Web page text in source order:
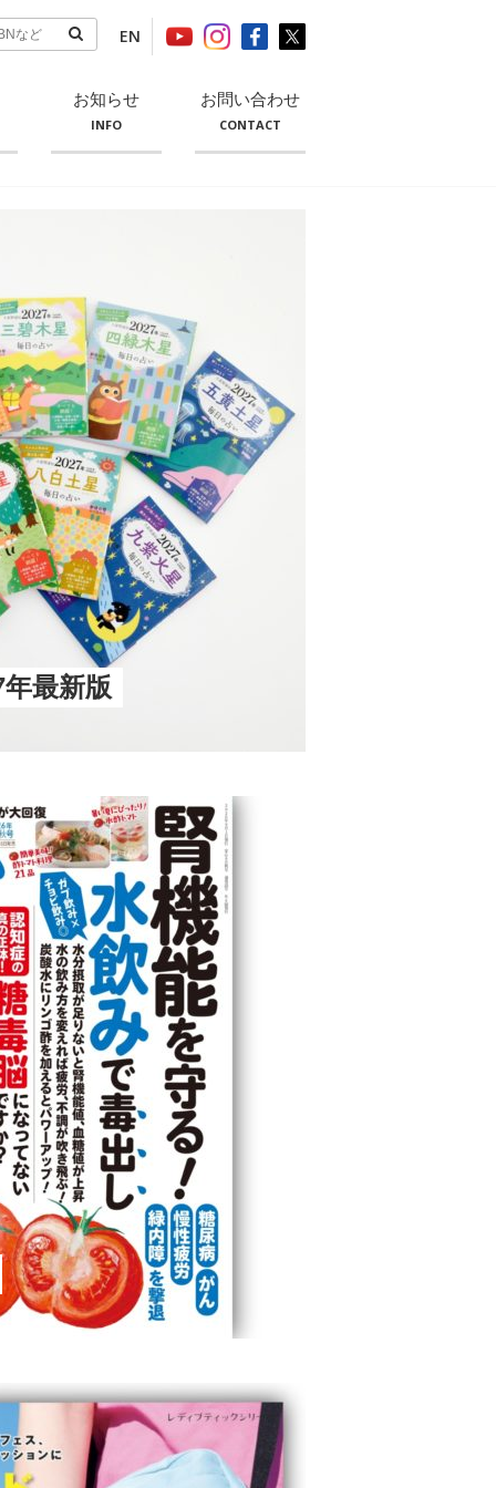
EN
お知らせ
INFO
お問い合わせ
CONTACT
最新版